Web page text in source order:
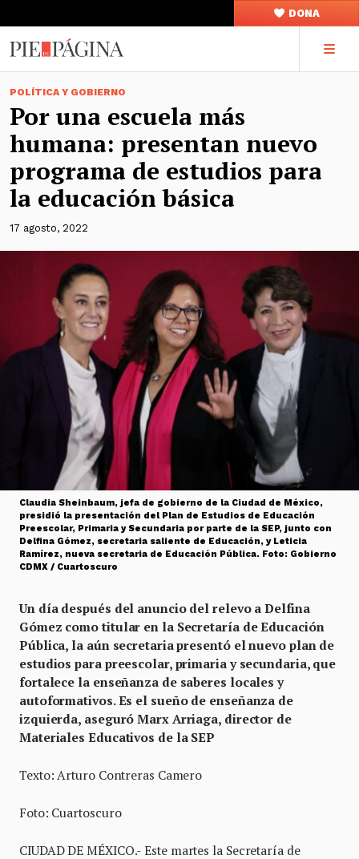
DONA
POLÍTICA Y GOBIERNO
Por una escuela más
humana: presentan nuevo
programa de estudios para
la educación básica
17 agosto, 2022
Claudia Sheinbaum, jefa de gobierno de la Ciudad de México,
presidió la presentación del Plan de Estudios de Educación
Preescolar, Primaria y Secundaria por parte de la SEP, junto con
Delfina Gómez, secretaria saliente de Educación, y Leticia
Ramírez, nueva secretaria de Educación Pública. Foto: Gobierno
CDMX / Cuartoscuro
Un día después del anuncio del relevo a Delfina
Gómez como titular en la Secretaría de Educación
Pública, la aún secretaria presentó el nuevo plan de
estudios para preescolar, primaria y secundaria, que
fortalece la enseñanza de saberes locales y
autoformativos. Es el sueño de enseñanza de
izquierda, aseguró Marx Arriaga, director de
Materiales Educativos de la SEP
Texto: Arturo Contreras Camero
Foto: Cuartoscuro
CIUDAD DE MÉXICO.- Este martes la Secretaría de